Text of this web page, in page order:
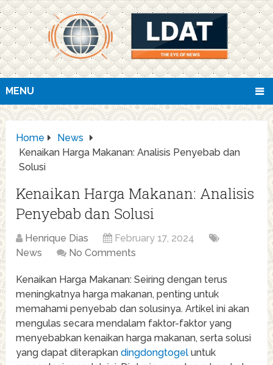
MENU
Home
News
Kenaikan Harga Makanan: Analisis Penyebab dan
Solusi
Kenaikan Harga Makanan: Analisis
Penyebab dan Solusi
Henrique Dias
February 17, 2024
News
No Comments
Kenaikan Harga Makanan: Seiring dengan terus
meningkatnya harga makanan, penting untuk
memahami penyebab dan solusinya. Artikel ini akan
mengulas secara mendalam faktor-faktor yang
menyebabkan kenaikan harga makanan, serta solusi
yang dapat diterapkandingdongtogel untuk